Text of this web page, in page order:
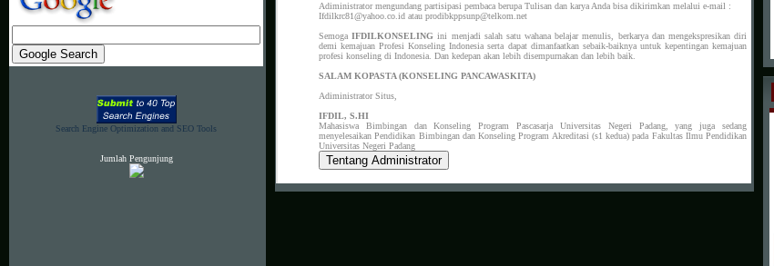
Search Engine Optimization and SEO Tools
Jumlah Pengunjung
Adiministrator mengundang partisipasi pembaca berupa Tulisan dan karya Anda bisa dikirimkan melalui e-mail :
Ifdilkrc81@yahoo.co.id atau prodibkppsunp@telkom.net
SemogaIFDILKONSELING ini menjadi salah satu wahana belajar menulis, berkarya dan mengekspresikan diri
demi kemajuan Profesi Konseling Indonesia serta dapat dimanfaatkan sebaik-baiknya untuk kepentingan kemajuan
profesi konseling di Indonesia. Dan kedepan akan lebih disempurnakan dan lebih baik.
SALAM KOPASTA (KONSELING PANCAWASKITA)
Adiministrator Situs,
IFDIL, S.HI
Mahasiswa Bimbingan dan Konseling Program Pascasarja Universitas Negeri Padang, yang juga sedang
menyelesaikan Pendidikan Bimbingan dan Konseling Program Akreditasi (s1 kedua) pada Fakultas Ilmu Pendidikan
Universitas Negeri Padang